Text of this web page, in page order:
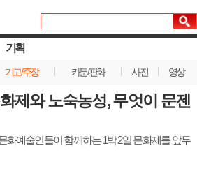
기고/주장 카툰/판화 사진 영상
기획
제와 노숙농성, 무엇이 문젠
화예술인들이 함께하는 1박 2일 문화제를 앞두